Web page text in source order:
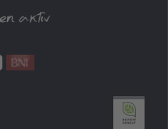
aktiv